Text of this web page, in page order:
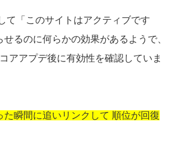
て「このサイトはアクティブです
るのに何らかの効果があるようで、
アアプデ後に有効性を確認していま
た瞬間に追いリンクして 順位が回復